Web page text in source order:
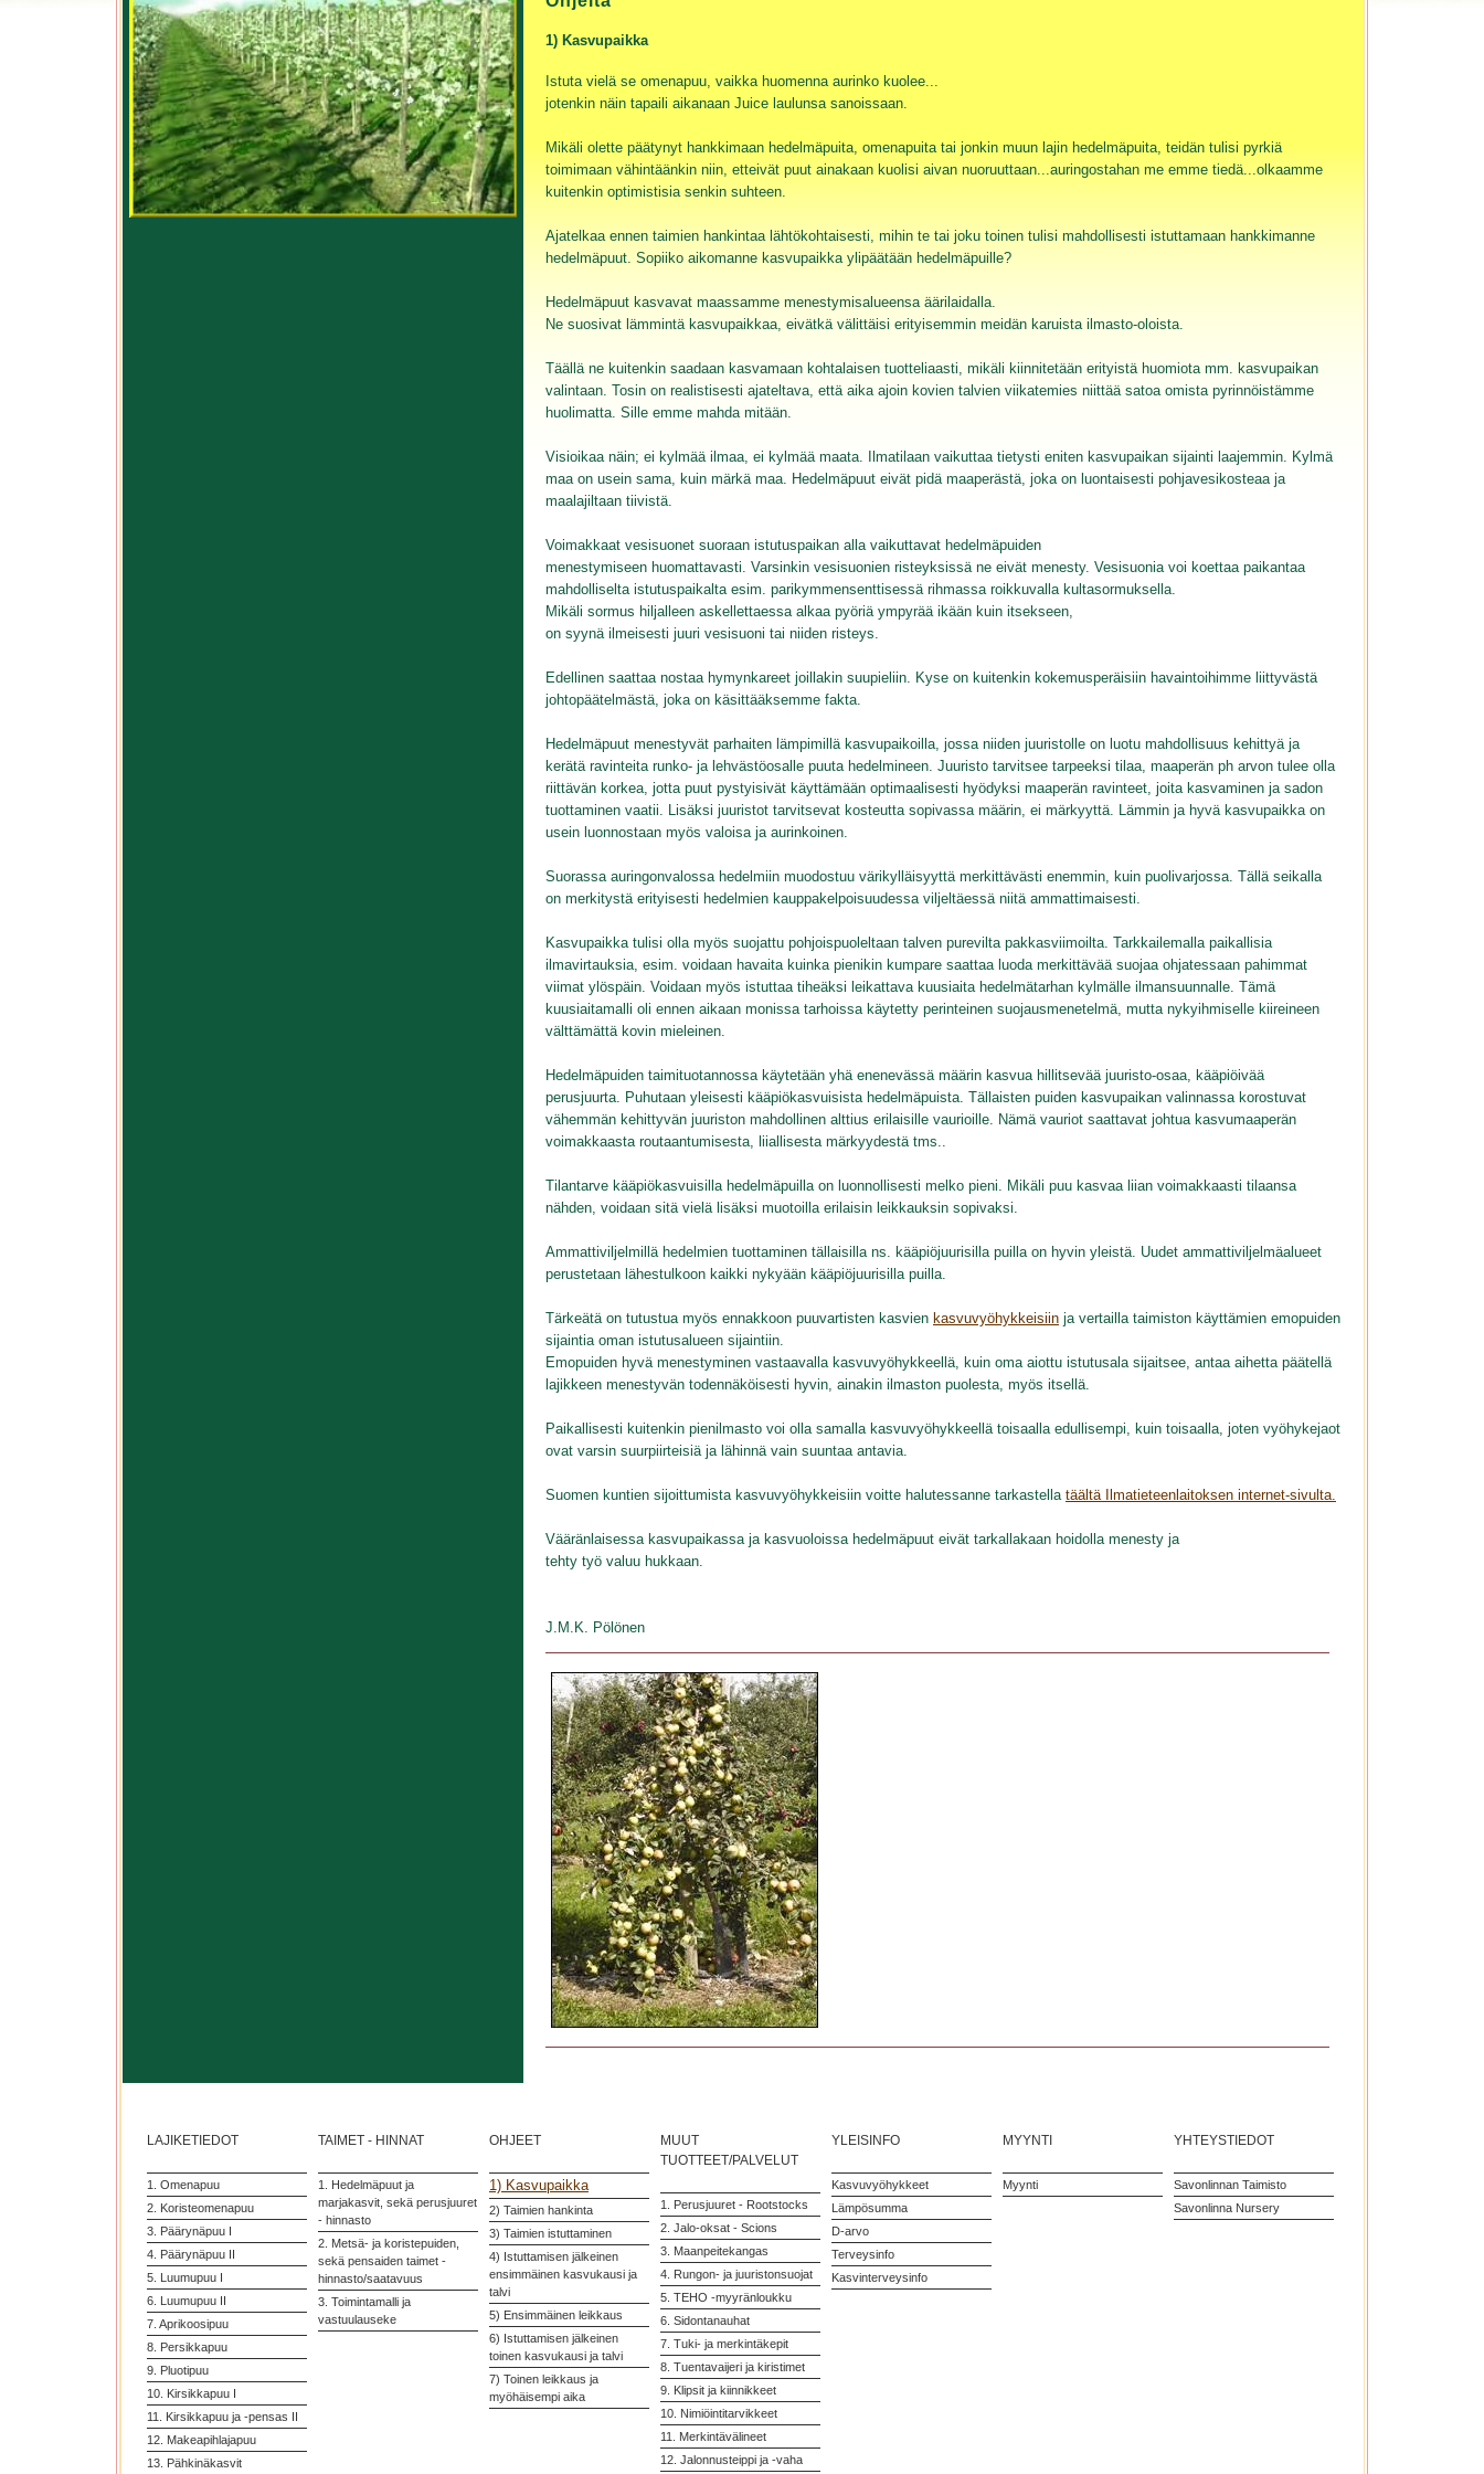
1) Kasvupaikka
Istuta vielä se omenapuu, vaikka huomenna aurinko kuolee...
jotenkin näin tapaili aikanaan Juice laulunsa sanoissaan.
Mikäli olette päätynyt hankkimaan hedelmäpuita, omenapuita tai jonkin muun lajin hedelmäpuita, teidän tulisi pyrkiä
toimimaan vähintäänkin niin, etteivät puut ainakaan kuolisi aivan nuoruuttaan...auringostahan me emme tiedä...olkaamme
kuitenkin optimistisia senkin suhteen.
Ajatelkaa ennen taimien hankintaa lähtökohtaisesti, mihin te tai joku toinen tulisi mahdollisesti istuttamaan hankkimanne
hedelmäpuut. Sopiiko aikomanne kasvupaikka ylipäätään hedelmäpuille?
Hedelmäpuut kasvavat maassamme menestymisalueensa äärilaidalla.
Ne suosivat lämmintä kasvupaikkaa, eivätkä välittäisi erityisemmin meidän karuista ilmasto-oloista.
Täällä ne kuitenkin saadaan kasvamaan kohtalaisen tuotteliaasti, mikäli kiinnitetään erityistä huomiota mm. kasvupaikan
valintaan. Tosin on realistisesti ajateltava, että aika ajoin kovien talvien viikatemies niittää satoa omista pyrinnöistämme
huolimatta. Sille emme mahda mitään.
Visioikaa näin; ei kylmää ilmaa, ei kylmää maata. Ilmatilaan vaikuttaa tietysti eniten kasvupaikan sijainti laajemmin. Kylmä
maa on usein sama, kuin märkä maa. Hedelmäpuut eivät pidä maaperästä, joka on luontaisesti pohjavesikosteaa ja
maalajiltaan tiivistä.
Voimakkaat vesisuonet suoraan istutuspaikan alla vaikuttavat hedelmäpuiden
menestymiseen huomattavasti. Varsinkin vesisuonien risteyksissä ne eivät menesty. Vesisuonia voi koettaa paikantaa
mahdolliselta istutuspaikalta esim. parikymmensenttisessä rihmassa roikkuvalla kultasormuksella.
Mikäli sormus hiljalleen askellettaessa alkaa pyöriä ympyrää ikään kuin itsekseen,
on syynä ilmeisesti juuri vesisuoni tai niiden risteys.
Edellinen saattaa nostaa hymynkareet joillakin suupieliin. Kyse on kuitenkin kokemusperäisiin havaintoihimme liittyvästä
johtopäätelmästä, joka on käsittääksemme fakta.
Hedelmäpuut menestyvät parhaiten lämpimillä kasvupaikoilla, jossa niiden juuristolle on luotu mahdollisuus kehittyä ja
kerätä ravinteita runko- ja lehvästöosalle puuta hedelmineen. Juuristo tarvitsee tarpeeksi tilaa, maaperän ph arvon tulee olla
riittävän korkea, jotta puut pystyisivät käyttämään optimaalisesti hyödyksi maaperän ravinteet, joita kasvaminen ja sadon
tuottaminen vaatii. Lisäksi juuristot tarvitsevat kosteutta sopivassa määrin, ei märkyyttä. Lämmin ja hyvä kasvupaikka on
usein luonnostaan myös valoisa ja aurinkoinen.
Suorassa auringonvalossa hedelmiin muodostuu värikylläisyyttä merkittävästi enemmin, kuin puolivarjossa. Tällä seikalla
on merkitystä erityisesti hedelmien kauppakelpoisuudessa viljeltäessä niitä ammattimaisesti.
Kasvupaikka tulisi olla myös suojattu pohjoispuoleltaan talven purevilta pakkasviimoilta. Tarkkailemalla paikallisia
ilmavirtauksia, esim. voidaan havaita kuinka pienikin kumpare saattaa luoda merkittävää suojaa ohjatessaan pahimmat
viimat ylöspäin. Voidaan myös istuttaa tiheäksi leikattava kuusiaita hedelmätarhan kylmälle ilmansuunnalle. Tämä
kuusiaitamalli oli ennen aikaan monissa tarhoissa käytetty perinteinen suojausmenetelmä, mutta nykyihmiselle kiireineen
välttämättä kovin mieleinen.
Hedelmäpuiden taimituotannossa käytetään yhä enenevässä määrin kasvua hillitsevää juuristo-osaa, kääpiöivää
perusjuurta. Puhutaan yleisesti kääpiökasvuisista hedelmäpuista. Tällaisten puiden kasvupaikan valinnassa korostuvat
vähemmän kehittyvän juuriston mahdollinen alttius erilaisille vaurioille. Nämä vauriot saattavat johtua kasvumaaperän
voimakkaasta routaantumisesta, liiallisesta märkyydestä tms..
Tilantarve kääpiökasvuisilla hedelmäpuilla on luonnollisesti melko pieni. Mikäli puu kasvaa liian voimakkaasti tilaansa
nähden, voidaan sitä vielä lisäksi muotoilla erilaisin leikkauksin sopivaksi.
Ammattiviljelmillä hedelmien tuottaminen tällaisilla ns. kääpiöjuurisilla puilla on hyvin yleistä. Uudet ammattiviljelmäalueet
perustetaan lähestulkoon kaikki nykyään kääpiöjuurisilla puilla.
Tärkeätä on tutustua myös ennakkoon puuvartisten kasvien kasvuvyöhykkeisiin ja vertailla taimiston käyttämien emopuiden
sijaintia oman istutusalueen sijaintiin.
Emopuiden hyvä menestyminen vastaavalla kasvuvyöhykkeellä, kuin oma aiottu istutusala sijaitsee, antaa aihetta päätellä
lajikkeen menestyvän todennäköisesti hyvin, ainakin ilmaston puolesta, myös itsellä.
Paikallisesti kuitenkin pienilmasto voi olla samalla kasvuvyöhykkeellä toisaalla edullisempi, kuin toisaalla, joten vyöhykejaot
ovat varsin suurpiirteisiä ja lähinnä vain suuntaa antavia.
Suomen kuntien sijoittumista kasvuvyöhykkeisiin voitte halutessanne tarkastella täältä Ilmatieteenlaitoksen internet-sivulta.
Vääränlaisessa kasvupaikassa ja kasvuoloissa hedelmäpuut eivät tarkallakaan hoidolla menesty ja
tehty työ valuu hukkaan.
J.M.K. Pölönen
LAJIKETIEDOT
1. Omenapuu
2. Koristeomenapuu
3. Päärynäpuu I
4. Päärynäpuu II
5. Luumupuu I
6. Luumupuu II
7. Aprikoosipuu
8. Persikkapuu
9. Pluotipuu
10. Kirsikkapuu I
11. Kirsikkapuu ja -pensas II
12. Makeapihlajapuu
13. Pähkinäkasvit
TAIMET - HINNAT
1. Hedelmäpuut ja
marjakasvit, sekä perusjuuret
- hinnasto
2. Metsä- ja koristepuiden,
sekä pensaiden taimet -
hinnasto/saatavuus
3. Toimintamalli ja
vastuulauseke
OHJEET
1) Kasvupaikka
2) Taimien hankinta
3) Taimien istuttaminen
4) Istuttamisen jälkeinen
ensimmäinen kasvukausi ja
talvi
5) Ensimmäinen leikkaus
6) Istuttamisen jälkeinen
toinen kasvukausi ja talvi
7) Toinen leikkaus ja
myöhäisempi aika
MUUT
TUOTTEET/PALVELUT
1. Perusjuuret - Rootstocks
2. Jalo-oksat - Scions
3. Maanpeitekangas
4. Rungon- ja juuristonsuojat
5. TEHO -myyränloukku
6. Sidontanauhat
7. Tuki- ja merkintäkepit
8. Tuentavaijeri ja kiristimet
9. Klipsit ja kiinnikkeet
10. Nimiöintitarvikkeet
11. Merkintävälineet
12. Jalonnusteippi ja -vaha
YLEISINFO
Kasvuvyöhykkeet
Lämpösumma
D-arvo
Terveysinfo
Kasvinterveysinfo
MYYNTI
Myynti
YHTEYSTIEDOT
Savonlinnan Taimisto
Savonlinna Nursery